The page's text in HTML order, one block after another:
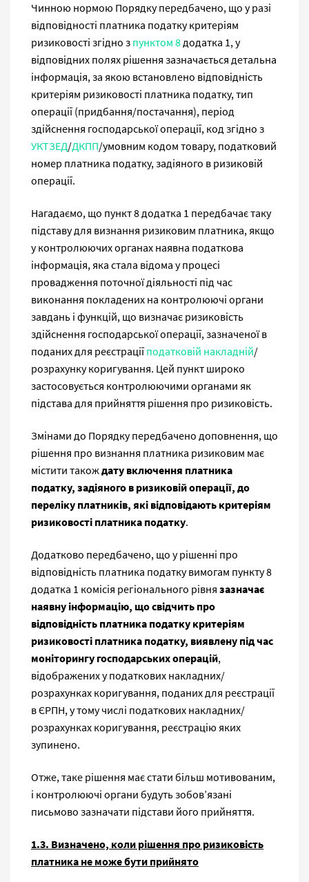
Чинною нормою Порядку передбачено, що у разі
відповідності платника податку критеріям
ризиковості згідно з пунктом 8додатка 1, у
відповідних полях рішення зазначається детальна
інформація, за якою встановлено відповідність
критеріям ризиковості платника податку, тип
операції (придбання/постачання), період
здійснення господарської операції, код згідно з
УКТЗЕД/ДКПП/умовним кодом товару, податковий
номер платника податку, задіяного в ризиковій
операції.
Нагадаємо, що пункт 8 додатка 1 передбачає таку
підставу для визнання ризиковим платника, якщо
у контролюючих органах наявна податкова
інформація, яка стала відома у процесі
провадження поточної діяльності під час
виконання покладених на контролюючі органи
завдань і функцій, що визначає ризиковість
здійснення господарської операції, зазначеної в
поданих для реєстрації податковій накладній/
розрахунку коригування. Цей пункт широко
застосовується контролюючими органами як
підстава для прийняття рішення про ризиковість.
Змінами до Порядку передбачено доповнення, що
рішення про визнання платника ризиковим має
містити такождату включення платника
податку, задіяного в ризиковій операції, до
переліку платників, які відповідають критеріям
ризиковості платника податку.
Додатково передбачено, що у рішенні про
відповідність платника податку вимогам пункту 8
додатка 1 комісія регіонального рівня зазначає
наявну інформацію, що свідчить про
відповідність платника податку критеріям
ризиковості платника податку, виявлену під час
моніторингу господарських операцій,
відображених у податкових накладних/
розрахунках коригування, поданих для реєстрації
в ЄРПН, у тому числі податкових накладних/
розрахунках коригування, реєстрацію яких
зупинено.
Отже, таке рішення має стати більш мотивованим,
і контролюючі органи будуть зобов’язані
письмово зазначати підстави його прийняття.
1.3. Визначено, коли рішення про ризиковість
платника не може бути прийнято